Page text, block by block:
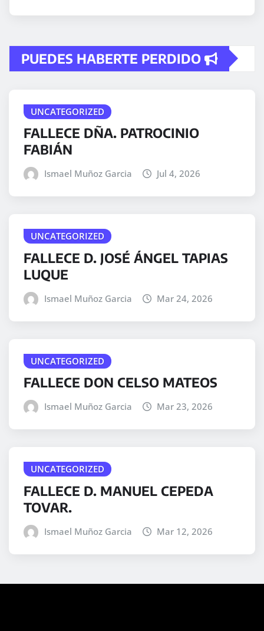
PUEDES HABERTE PERDIDO
UNCATEGORIZED
FALLECE DÑA. PATROCINIO
FABIÁN
Ismael Muñoz Garcia Jul 4, 2026
UNCATEGORIZED
FALLECE D. JOSÉ ÁNGEL TAPIAS
LUQUE
Ismael Muñoz Garcia Mar 24, 2026
UNCATEGORIZED
FALLECE DON CELSO MATEOS
Ismael Muñoz Garcia Mar 23, 2026
UNCATEGORIZED
FALLECE D. MANUEL CEPEDA
TOVAR.
Ismael Muñoz Garcia Mar 12, 2026